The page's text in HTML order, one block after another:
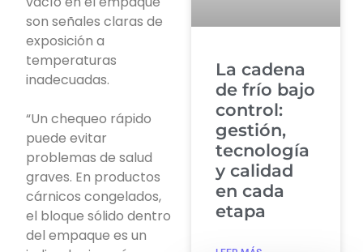
son señales claras de
exposición a
temperaturas
inadecuadas.
“Un chequeo rápido
puede evitar
problemas de salud
graves. En productos
cárnicos congelados,
el bloque sólido dentro
del empaque es un
La cadena
de frío bajo
control:
gestión,
tecnología
y calidad
en cada
etapa